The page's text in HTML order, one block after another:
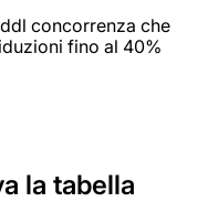
concorrenza che
fino al 40%
la tabella